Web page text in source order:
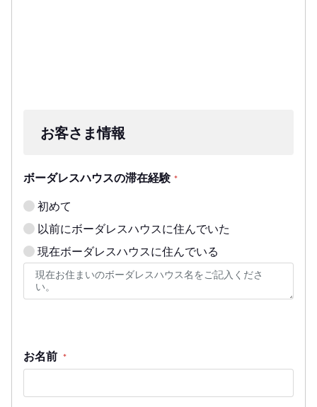
お客さま情報
ボーダレスハウスの滞在経験 *
初めて
以前にボーダレスハウスに住んでいた
現在ボーダレスハウスに住んでいる
お名前 *